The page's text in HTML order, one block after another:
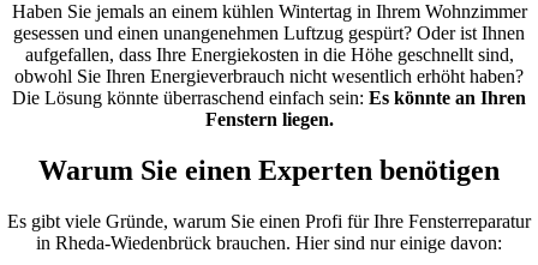
Haben Sie jemals an einem kühlen Wintertag in Ihrem Wohnzimmer
gesessen und einen unangenehmen Luftzug gespürt? Oder ist Ihnen
aufgefallen, dass Ihre Energiekosten in die Höhe geschnellt sind,
obwohl Sie Ihren Energieverbrauch nicht wesentlich erhöht haben?
Die Lösung könnte überraschend einfach sein: Es könnte an Ihren
Fenstern liegen.
Warum Sie einen Experten benötigen
Es gibt viele Gründe, warum Sie einen Profi für Ihre Fensterreparatur
in Rheda-Wiedenbrück brauchen. Hier sind nur einige davon: